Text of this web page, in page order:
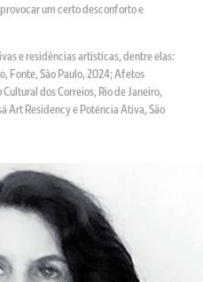
um certo desconforto e
e residências artísticas, dentre elas:
Fonte, São Paulo, 2024; Afetos
dos Correios, Rio de Janeiro,
Art Residency e Potência Ativa, São